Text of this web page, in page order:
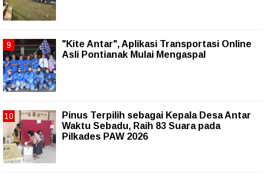
"Kite Antar", Aplikasi Transportasi Online
Asli Pontianak Mulai Mengaspal
Pinus Terpilih sebagai Kepala Desa Antar
Waktu Sebadu, Raih 83 Suara pada
Pilkades PAW 2026